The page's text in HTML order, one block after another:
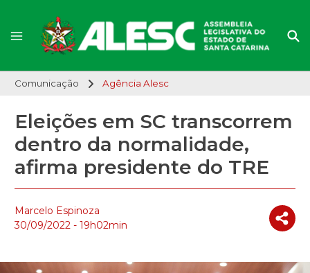
Comunicação Agência Alesc
Eleições em SC transcorrem
dentro da normalidade,
afirma presidente do TRE
Marcelo Espinoza
30/09/2022 - 19h02min